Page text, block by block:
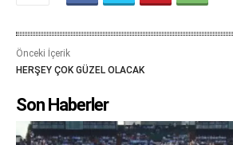
Önceki İçerik
HERŞEY ÇOK GÜZEL OLACAK
Son Haberler